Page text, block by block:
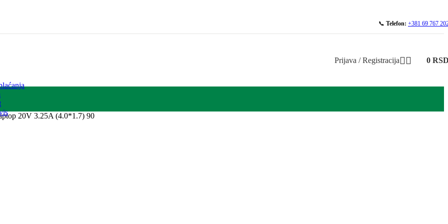
📞 Telefon: +381 69 767
Prijava / Registracija 0
20V 3.25A (4.0*1.7) 90